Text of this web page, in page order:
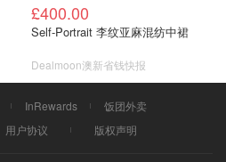
£400.00
Self-Portrait 李纹亚麻混纺中裙
Dealmoon澳新省钱快报
InRewards
饭团外卖
用户协议 版权声明